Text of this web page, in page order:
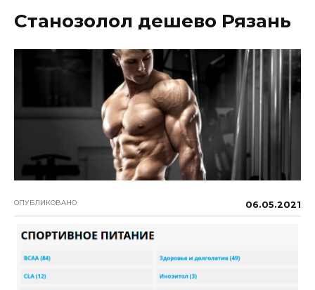
Станозолол дешево Рязань
ОПУБЛИКОВАНО 06.05.2021